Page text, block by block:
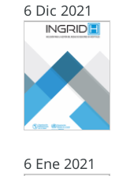
6 Dic 2021
6 Ene 2021